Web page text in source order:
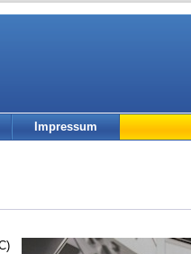
Impressum